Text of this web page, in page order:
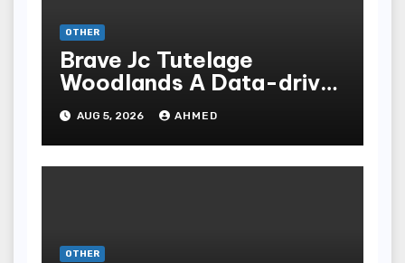
OTHER
Brave Jc Tutelage
Woodlands A Data-driven
Dissection
AUG 5, 2026 AHMED
OTHER